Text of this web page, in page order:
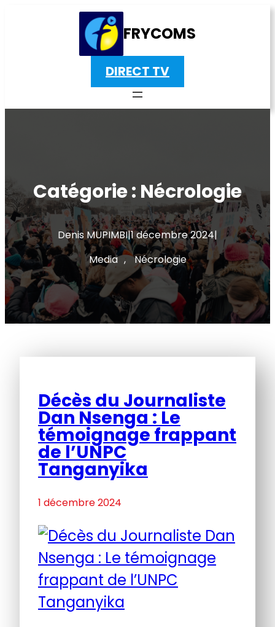
FRYCOMS
DIRECT TV
Catégorie : Nécrologie
Denis MUPIMBI|1 décembre 2024|
Media , Nécrologie
Décès du Journaliste
Dan Nsenga : Le
témoignage frappant
de l’UNPC
Tanganyika
1 décembre 2024